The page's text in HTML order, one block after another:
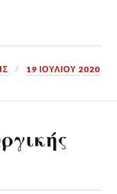
19 ΙΟΥΛΊΟΥ 2020